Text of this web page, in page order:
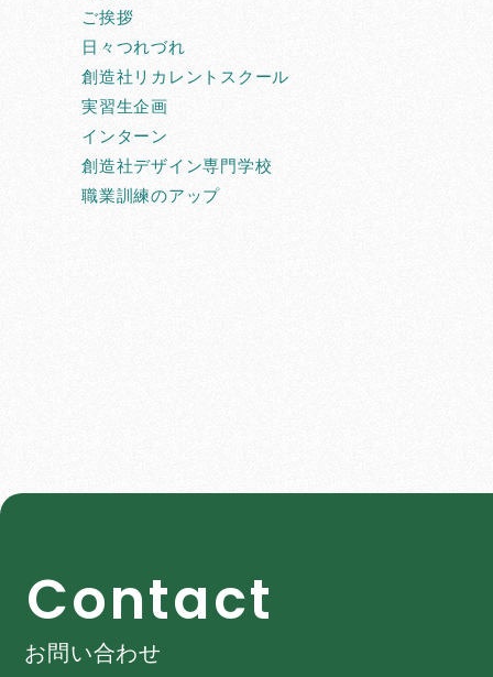
ご挨拶
日々つれづれ
創造社リカレントスクール
実習生企画
インターン
創造社デザイン専門学校
職業訓練のアップ
Contact
お問い合わせ